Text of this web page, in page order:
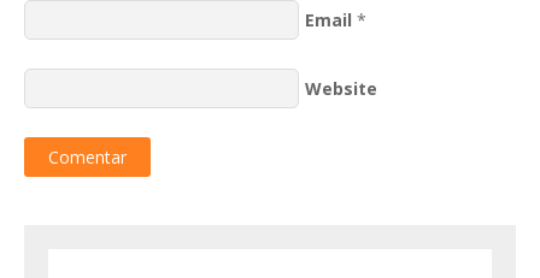
Email *
Website